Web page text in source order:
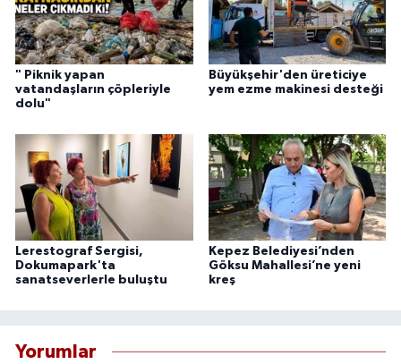
" Piknik yapan
vatandaşların çöpleriyle
dolu"
Büyükşehir'den üreticiye
yem ezme makinesi desteği
Lerestograf Sergisi,
Dokumapark'ta
sanatseverlerle buluştu
Kepez Belediyesi’nden
Göksu Mahallesi’ne yeni
kreş
Yorumlar